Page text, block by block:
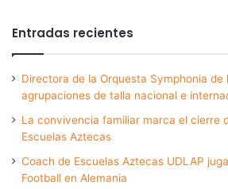
Entradas recientes
Directora de la Orquesta Symphonia de
agrupaciones de talla nacional e
La convivencia familiar marca el cierre
Escuelas Aztecas
Coach de Escuelas Aztecas UDLAP
Football en Alemania